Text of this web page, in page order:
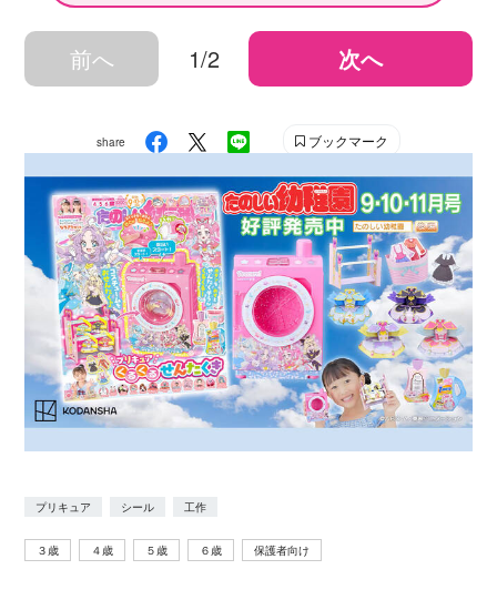
前へ 1/2 次へ
share ブックマーク
プリキュア シール 工作
３歳 ４歳 ５歳 ６歳 保護者向け